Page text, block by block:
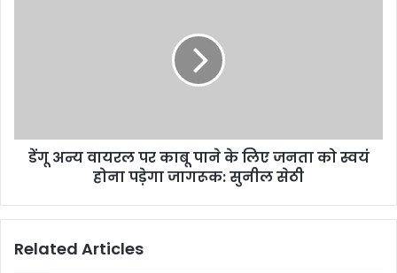
डेंगू अन्य वायरल पर काबू पाने के लिए जनता को स्वयं
होना पड़ेगा जागरूक: सुनील सेठी
Related Articles